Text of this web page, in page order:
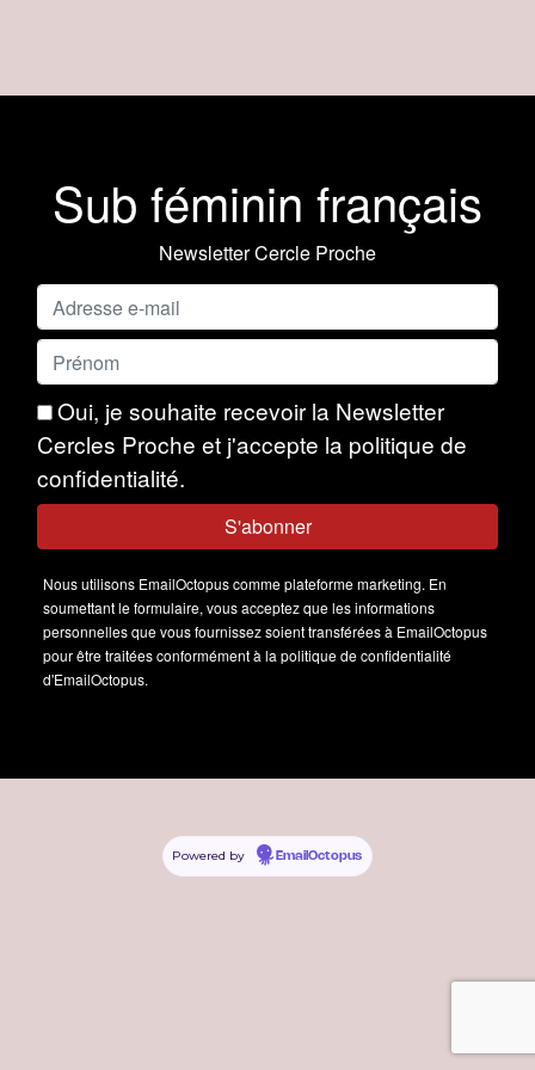
Sub féminin français
Newsletter Cercle Proche
Oui, je souhaite recevoir la Newsletter
Cercles Proche et j'accepte la politique de
confidentialité.
Nous utilisons EmailOctopus comme plateforme marketing. En
soumettant le formulaire, vous acceptez que les informations
personnelles que vous fournissez soient transférées à EmailOctopus
pour être traitées conformément à la politique de confidentialité
d'EmailOctopus.
Powered by EmailOctopus